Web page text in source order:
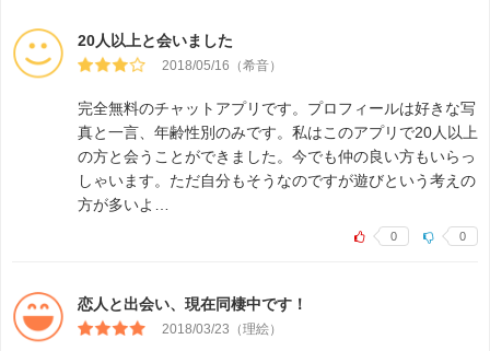
20人以上と会いました
2018/05/16（希音）
完全無料のチャットアプリです。プロフィールは好きな写
真と一言、年齢性別のみです。私はこのアプリで20人以上
の方と会うことができました。今でも仲の良い方もいらっ
しゃいます。ただ自分もそうなのですが遊びという考えの
方が多いよ…
0 0
恋人と出会い、現在同棲中です！
2018/03/23（理絵）